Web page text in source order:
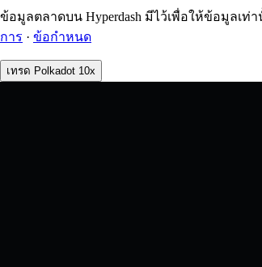
ข้อมูลตลาดบน Hyperdash มีไว้เพื่อให้ข้อมูลเท่
การ · ข้อกำหนด
เทรด Polkadot 10x